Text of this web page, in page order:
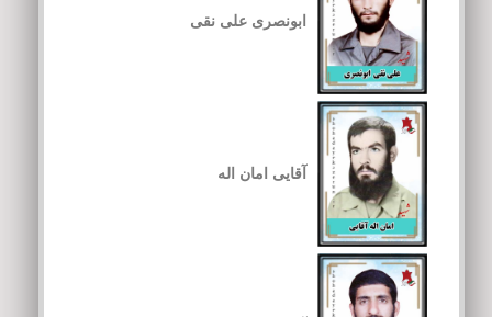
ابونصری علی نقی
آقایی امان اله